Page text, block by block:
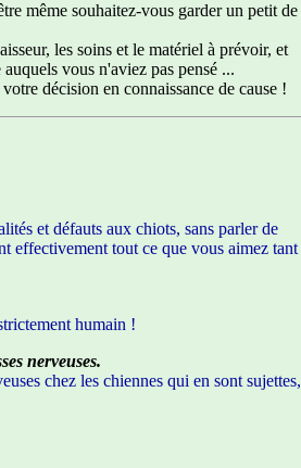
même souhaitez-vous garder un petit de
les soins et le matériel à prévoir, et
vous n'aviez pas pensé ...
décision en connaissance de cause !
et défauts aux chiots, sans parler de
effectivement tout ce que vous aimez tant
humain !
nerveuses.
chez les chiennes qui en sont sujettes,